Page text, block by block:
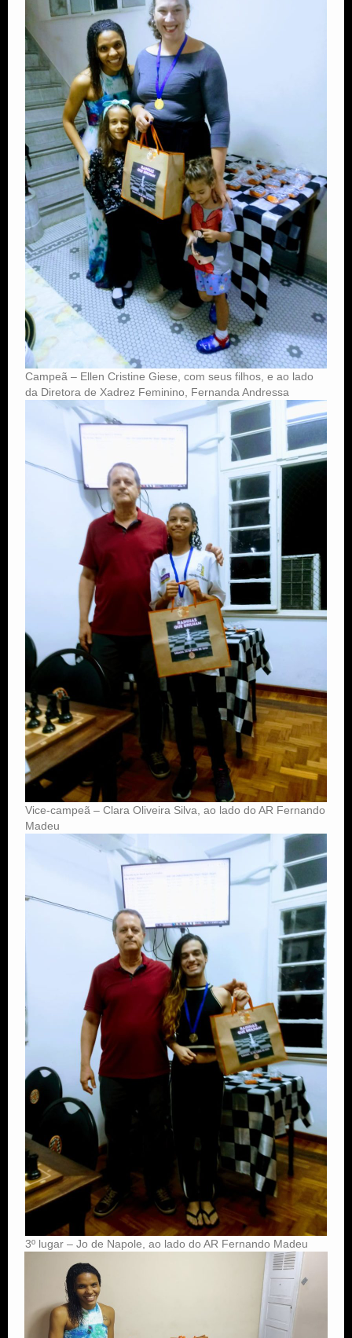
Campeã – Ellen Cristine Giese, com seus filhos, e ao lado
da Diretora de Xadrez Feminino, Fernanda Andressa
Vice-campeã – Clara Oliveira Silva, ao lado do AR Fernando
Madeu
3º lugar – Jo de Napole, ao lado do AR Fernando Madeu